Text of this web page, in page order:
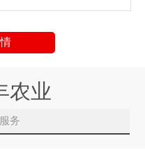
张紧度。③检查是否有
防护罩是否到位。
农业
务